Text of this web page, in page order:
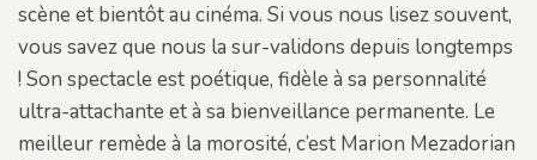
scène et bientôt au cinéma. Si vous nous lisez souvent,
vous savez que nous la sur-validons depuis longtemps
! Son spectacle est poétique, fidèle à sa personnalité
ultra-attachante et à sa bienveillance permanente. Le
meilleur remède à la morosité, c’est Marion Mezadorian